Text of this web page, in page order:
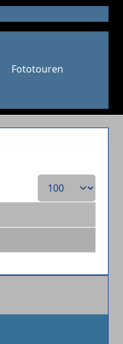
Fototouren
Anzeige #